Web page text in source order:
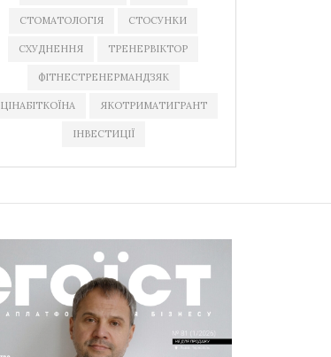
СТОМАТОЛОГІЯ СТОСУНКИ
СХУДНЕННЯ ТРЕНЕРВІКТОР
ФІТНЕСТРЕНЕРМАНДЗЯК
ЦІНАБІТКОЇНА ЯКОТРИМАТИГРАНТ
ІНВЕСТИЦІЇ